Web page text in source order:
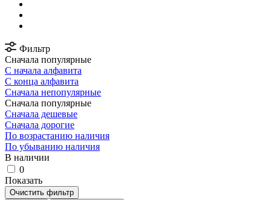
Фильтр
Сначала популярные
С начала алфавита
С конца алфавита
Сначала непопулярные
Сначала популярные
Сначала дешевые
Сначала дорогие
По возрастанию наличия
По убыванию наличия
В наличии
0
Показать
Очистить фильтр